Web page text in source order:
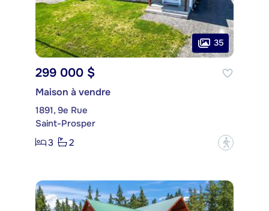
35
299 000 $
Maison à vendre
1891, 9e Rue
Saint-Prosper
3
2 ?